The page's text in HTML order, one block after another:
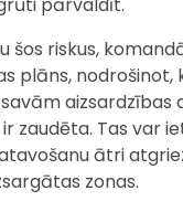
šos riskus,
plāns, nodrošinot,
aizsardzības
zaudēta. Tas var
ātri
zonas.